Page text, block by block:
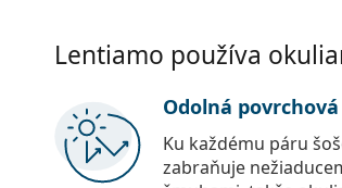
Lentiamo používa
Odolná
Ku každému páru
zabraňuje